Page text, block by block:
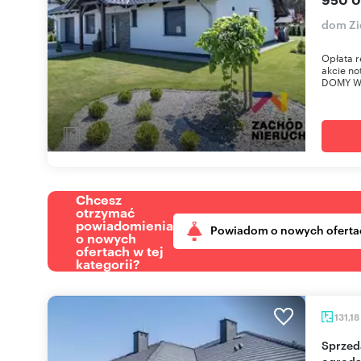
dom
Opłata
akcie
DOMY
Chcesz
otrzymać
powiadomienia
o nowych
ofertach w tej
kategorii?
Powiadom o nowych
131,18
Sprzedam nowoczesny dom 5 sypialni z